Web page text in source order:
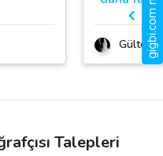
Gültekin
Talepleri